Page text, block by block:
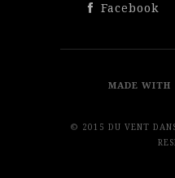
Facebook
MADE WITH
© 2015 DU VENT